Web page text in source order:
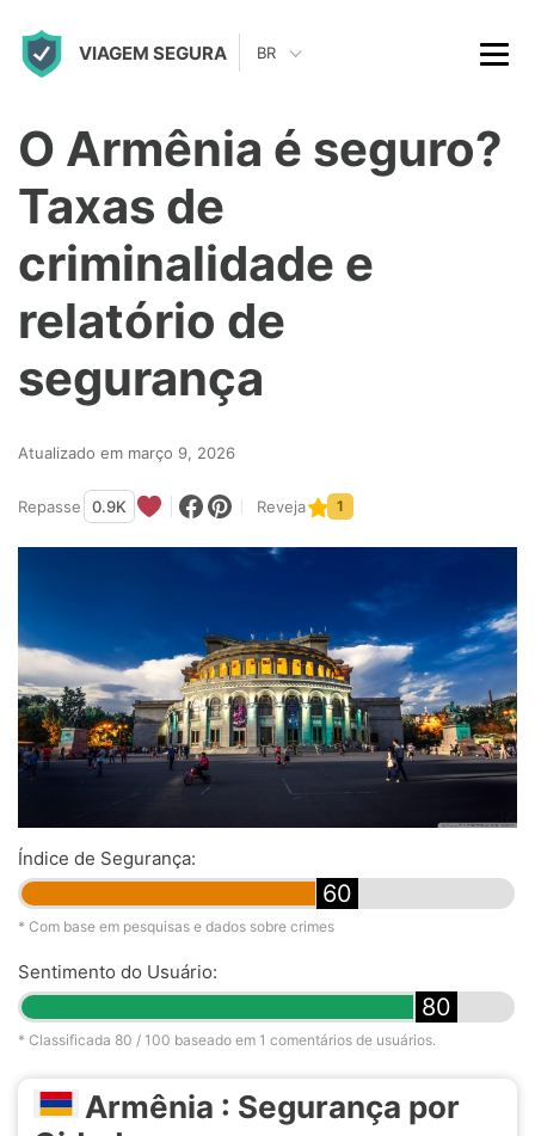
VIAGEM SEGURA BR
O Armênia é seguro?
Taxas de
criminalidade e
relatório de
segurança
Atualizado em março 9, 2026
Repasse 0.9K Reveja 1
Índice de Segurança:
60
* Com base em pesquisas e dados sobre crimes
Sentimento do Usuário:
80
* Classificada 80 / 100 baseado em 1 comentários de usuários.
Armênia : Segurança por